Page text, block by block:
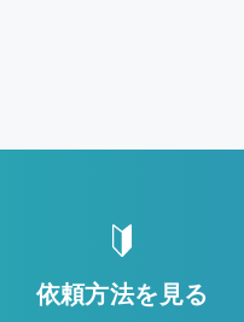
依頼方法を見る